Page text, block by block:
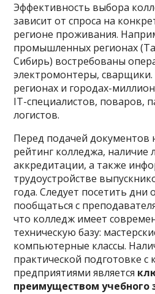
Эффективность выбора
зависит от спроса на
регионе проживания.
промышленных регионах
Сибирь) востребованы
электромонтеры, сварщики.
регионах и городах-
IT-специалистов, поваров,
логистов.
Перед подачей документов
рейтинг колледжа, наличие
аккредитации, а также
трудоустройстве
года. Следует посетить
пообщаться с
что колледж имеет
техническую базу:
компьютерные классы.
практической подготовке с
предприятиями является
преимуществом учебного